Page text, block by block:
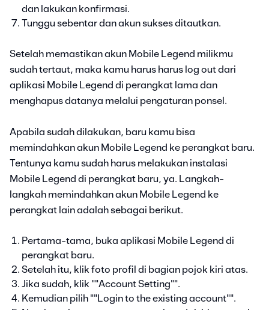
dan lakukan konfirmasi.
Tunggu sebentar dan akun sukses ditautkan.
Setelah memastikan akun Mobile Legend milikmu
sudah tertaut, maka kamu harus harus log out dari
aplikasi Mobile Legend di perangkat lama dan
menghapus datanya melalui pengaturan ponsel.
Apabila sudah dilakukan, baru kamu bisa
memindahkan akun Mobile Legend ke perangkat baru.
Tentunya kamu sudah harus melakukan instalasi
Mobile Legend di perangkat baru, ya. Langkah-
langkah memindahkan akun Mobile Legend ke
perangkat lain adalah sebagai berikut.
Pertama-tama, buka aplikasi Mobile Legend di
perangkat baru.
Setelah itu, klik foto profil di bagian pojok kiri atas.
Jika sudah, klik ""Account Setting"".
Kemudian pilih ""Login to the existing account"".